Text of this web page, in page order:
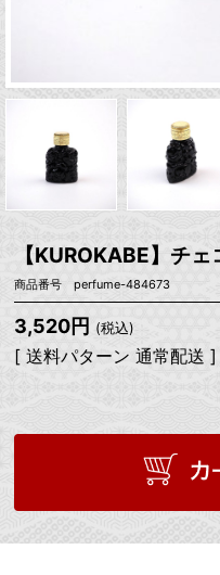
【KUROKABE】チ
商品番号 perfume-484673
3,520円 (税込)
[ 送料パターン 通常配送 ]